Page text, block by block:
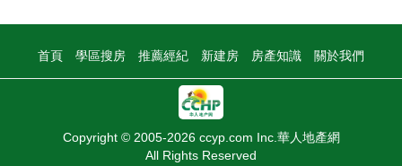
首頁 學區搜房 推薦經紀 新建房 房產知識 關於我們
Copyright © 2005-2026 ccyp.com Inc.華人地產網
All Rights Reserved